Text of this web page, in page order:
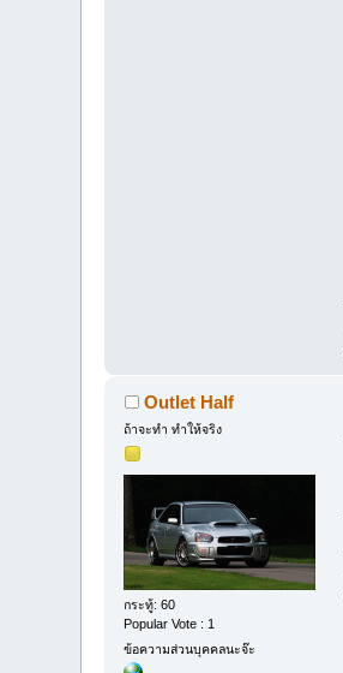
Outlet Half
ถ้าจะทำ ทำให้จริง
กระทู้: 60
Popular Vote : 1
ข้อความส่วนบุคคลนะจ๊ะ